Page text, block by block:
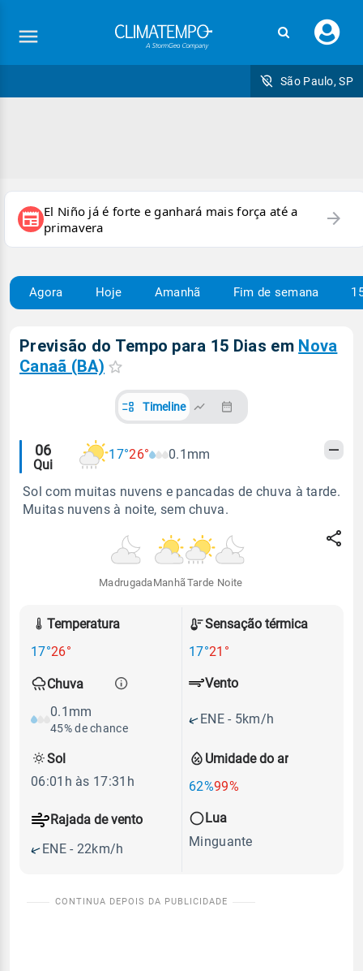
seu
São Paulo, SP
newspaper El Niño já é forte e ganhará mais força até a
primavera
arrow_forward
Agora Hoje Amanhã Fim de semana
Previsão do Tempo para 15 Dias em Nova
Canaã (BA)
Timeline
Alertas
meteorológicos
06
Qui
17°26° 0.1mm
Sol com muitas nuvens e pancadas de chuva à tarde.
Muitas nuvens à noite, sem chuva.
Madrugada Manhã Tarde Noite
Temperatura
17°26°
Sensação térmica
17°21°
Chuva
0.1mm
45% de chance
Umidade do ar
62%99%
Vento
ENE - 5km/h
Rajada de vento
ENE - 22km/h
Sol
06:01h às 17:31h
Lua
Minguante